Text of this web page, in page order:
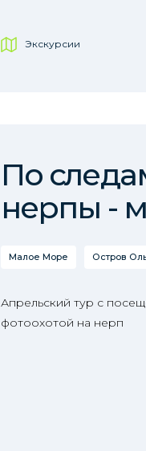
Экскурсии
По
нерпы -
Малое Море Остров
Апрельский тур с
фотоохотой на нерп